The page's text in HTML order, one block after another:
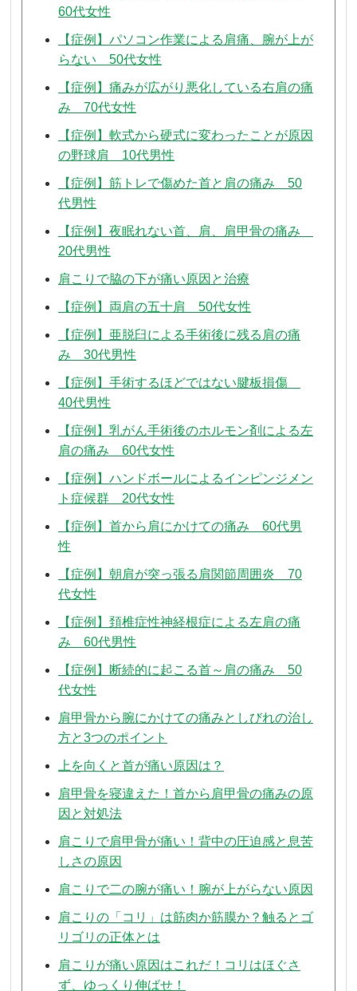
60代女性
【症例】パソコン作業による肩痛、腕が上が
らない 50代女性
【症例】痛みが広がり悪化している右肩の痛
み 70代女性
【症例】軟式から硬式に変わったことが原因
の野球肩 10代男性
【症例】筋トレで傷めた首と肩の痛み 50
代男性
【症例】夜眠れない首、肩、肩甲骨の痛み
20代男性
肩こりで脇の下が痛い原因と治療
【症例】両肩の五十肩 50代女性
【症例】亜脱臼による手術後に残る肩の痛
み 30代男性
【症例】手術するほどではない腱板損傷
40代男性
【症例】乳がん手術後のホルモン剤による左
肩の痛み 60代女性
【症例】ハンドボールによるインピンジメン
ト症候群 20代女性
【症例】首から肩にかけての痛み 60代男
性
【症例】朝肩が突っ張る肩関節周囲炎 70
代女性
【症例】頚椎症性神経根症による左肩の痛
み 60代男性
【症例】断続的に起こる首～肩の痛み 50
代女性
肩甲骨から腕にかけての痛みとしびれの治し
方と3つのポイント
上を向くと首が痛い原因は？
肩甲骨を寝違えた！首から肩甲骨の痛みの原
因と対処法
肩こりで肩甲骨が痛い！背中の圧迫感と息苦
しさの原因
肩こりで二の腕が痛い！腕が上がらない原因
肩こりの「コリ」は筋肉か筋膜か？触るとゴ
リゴリの正体とは
肩こりが痛い原因はこれだ！コリはほぐさ
ず、ゆっくり伸ばせ！